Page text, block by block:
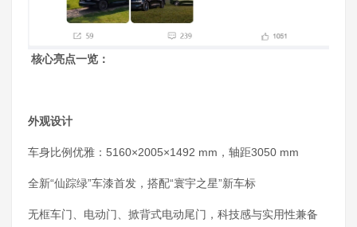
核心亮点一览：
外观设计
车身比例优雅：5160×2005×1492 mm，轴距3050 mm
全新“仙踪绿”车漆首发，搭配“寰宇之星”新车标
无框车门、电动门、掀背式电动尾门，科技感与实用性兼备